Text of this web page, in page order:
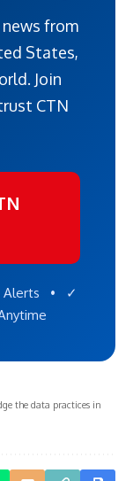
from
States,
Join
CTN
Alerts • ✓
the data practices in